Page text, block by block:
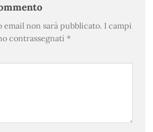
non sarà pubblicato. I campi
contrassegnati *